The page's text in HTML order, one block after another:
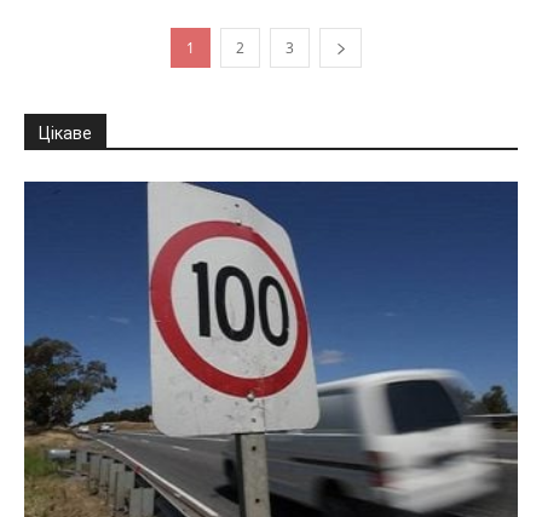
1 2 3
Цікаве